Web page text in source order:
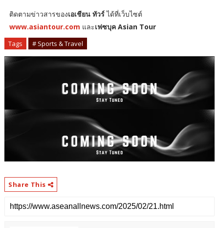
ติดตามข่าวสารของเอเชียน ทัวร์ได้ที่เว็บไซต์
www.asiantour.com และเฟซบุค Asian Tour
Tags # Sports & Travel
Share This